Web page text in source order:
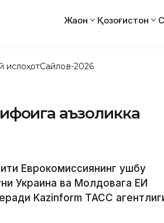
Жаҳон Қозоғистон
ислоҳотСайлов-2026
аъзоликка
Еврокомиссиянинг ушбу
Украина ва Молдовага ЕИ
Kazinform ТАСС